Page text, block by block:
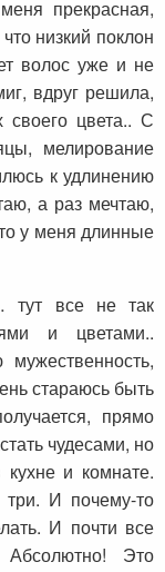
прекрасная,
низкий поклон
волос уже и не
вдруг решила,
цвета.. С
мелирование
к удлинению
а раз мечтаю,
у меня длинные
тут все не так
и цветами..
стараюсь быть
прямо
чудесами, но
и комнате.
И почему-то
И почти все
Это